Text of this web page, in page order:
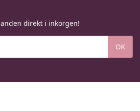
direkt i inkorgen!